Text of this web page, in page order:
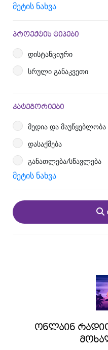
კახეთი
სამცხე-ჯავახეთი
მეტის ნახვა
პროექტის ტიპები
დისტანციური
სრული განაკვეთი
კატეგორიები
მედია და მაუწყებლობა
დასაქმება
განათლება/სწავლება
შეზღუდული
მეტის ნახვა
ონლაინ რადიო